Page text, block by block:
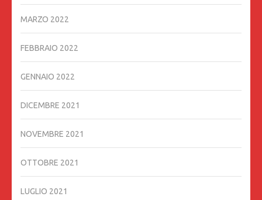
MARZO 2022
FEBBRAIO 2022
GENNAIO 2022
DICEMBRE 2021
NOVEMBRE 2021
OTTOBRE 2021
LUGLIO 2021